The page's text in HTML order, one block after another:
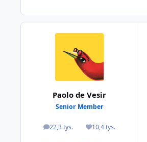
Paolo de Vesir
Senior Member
22,3 tys.
odpowiedzi10,4 tys.
Reputacja